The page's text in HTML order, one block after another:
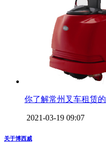
你了解常州叉车租赁
2021-03-19 09:07
关于博西威